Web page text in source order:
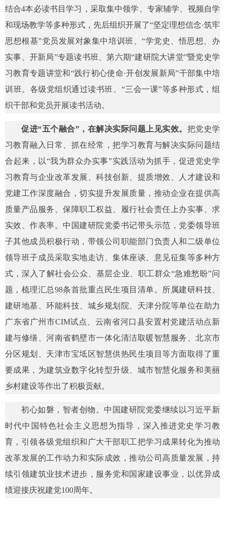
结合4本必读书目学习，采取集中领学、专家辅学、视频自学
和现场教学等多种形式，先后组织开展了“坚定理想信念·筑牢
思想根基”党员发展对象集中培训班、“学党史、悟思想、办
实事、开新局”专题读书班、第六期“建研院大讲堂”暨党史学
习教育专题讲堂和“践行初心使命·开创发展新局”干部集中培
训班。各级党组织通过读书班、“三会一课”等多种形式，组
织干部和党员开展读书活动。
促进“五个融合”，在解决实际问题上见实效。 把党史学
习教育融入日常、抓在经常，把学习教育与解决实际问题结
合起来，以“我为群众办实事”实践活动为抓手，促进党史学
习教育与企业改革发展、科技创新、提质增效、人才建设和
党建工作深度融合，切实提升发展质量，推动企业在提供高
质量产品服务、保障职工权益、履行社会责任上办实事、求
实效、作表率。中国建研院党委书记带头示范，党委领导班
子其他成员积极行动，带领公司职能部门负责人和二级单位
领导班子成员采取实地走访、集体座谈、意见征集等多种方
式，深入了解社会公众、基层企业、职工群众“急难愁盼”问
题，梳理汇总98条首批重点民生项目清单。所属建研科技、
建研地基、环能科技、城乡规划院、天津分院等单位在助力
广东省广州市CIM试点、云南省河口县安置村党建活动点新
建与修缮、河南省鹤壁市一体化清洁取暖智慧服务、北京市
分区规划、天津市宝坻区智慧供热民生项目等方面取得了重
要成果，为建筑业数字化转型升级、城市智慧化服务和美丽
乡村建设等作出了积极贡献。
初心如磐，智者创物。中国建研院党委继续以习近平新
时代中国特色社会主义思想为指导，深入推进党史学习教
育，引领各级党组织和广大干部职工把学习成果转化为推动
改革发展的工作动力和实际成效，推动公司高质量发展，持
续引领建筑业技术进步，服务党和国家建设事业，以优异成
绩迎接庆祝建党100周年。